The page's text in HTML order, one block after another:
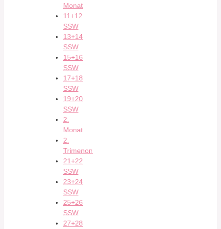
Monat
11+12
SSW
13+14
SSW
15+16
SSW
17+18
SSW
19+20
SSW
2.
Monat
2.
Trimenon
21+22
SSW
23+24
SSW
25+26
SSW
27+28